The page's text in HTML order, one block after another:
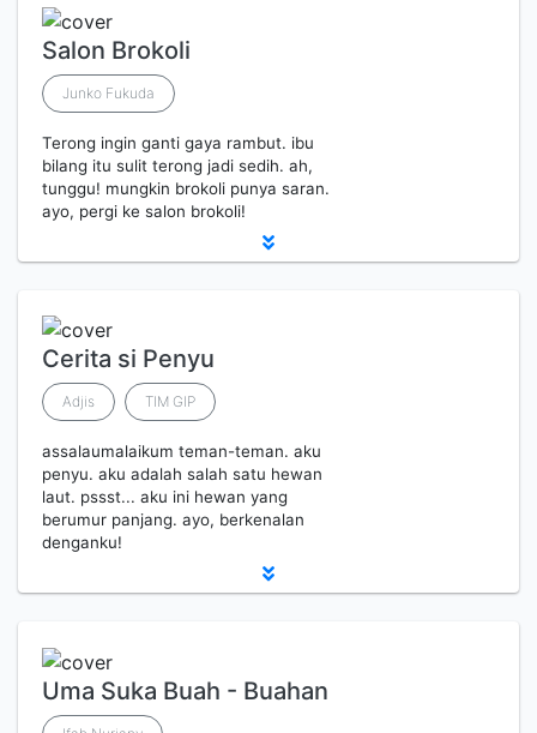
Salon Brokoli
Junko Fukuda
Terong ingin ganti gaya rambut. ibu
bilang itu sulit terong jadi sedih. ah,
tunggu! mungkin brokoli punya saran.
ayo, pergi ke salon brokoli!
Cerita si Penyu
Adjis TIM GIP
assalaumalaikum teman-teman. aku
penyu. aku adalah salah satu hewan
laut. pssst... aku ini hewan yang
berumur panjang. ayo, berkenalan
denganku!
Uma Suka Buah - Buahan